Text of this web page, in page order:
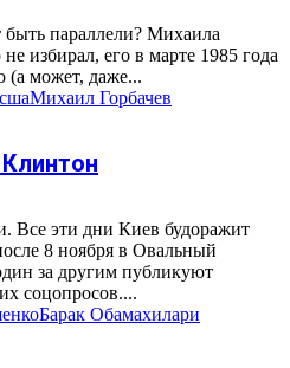
быть параллели? Михаила
избирал, его в марте 1985 года
(а может, даже...
сшаМихаил Горбачев
Все эти дни Киев будоражит
8 ноября в Овальный
за другим публикуют
соцопросов....
Барак Обамахилари